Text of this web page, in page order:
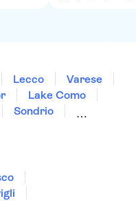
Lecco
Varese
Lake Como
Sondrio